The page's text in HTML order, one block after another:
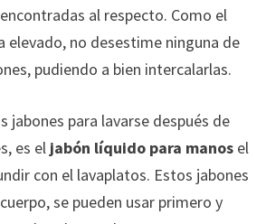
al respecto. Como el
elevado, no desestime ninguna de
pudiendo a bien intercalarlas.
jabones para lavarse después de
es el jabón líquido para manosel
con el lavaplatos. Estos jabones
se pueden usar primero y